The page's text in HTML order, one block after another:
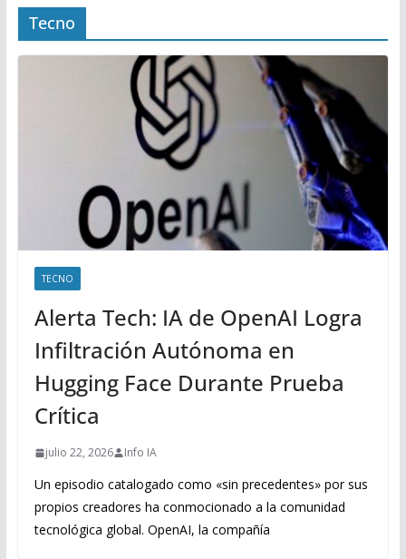
Tecno
TECNO
Alerta Tech: IA de OpenAI Logra
Infiltración Autónoma en
Hugging Face Durante Prueba
Crítica
julio 22, 2026 Info IA
Un episodio catalogado como «sin precedentes» por sus
propios creadores ha conmocionado a la comunidad
tecnológica global. OpenAI, la compañía